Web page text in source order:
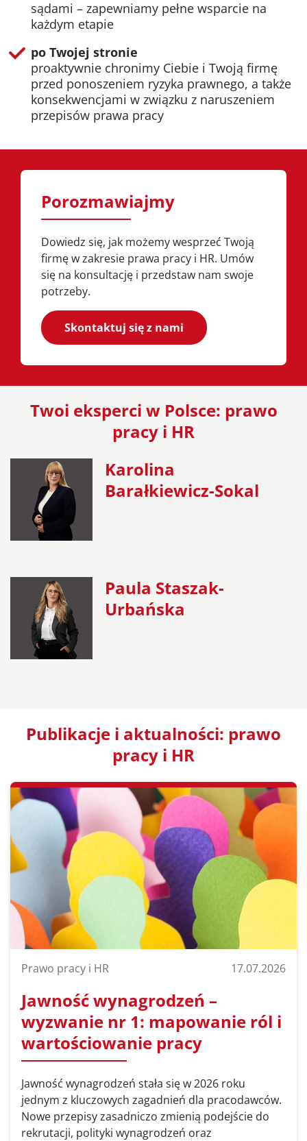
sądami – zapewniamy pełne wsparcie na
każdym etapie
po Twojej stronie
proaktywnie chronimy Ciebie i Twoją firmę
przed ponoszeniem ryzyka prawnego, a także
konsekwencjami w związku z naruszeniem
przepisów prawa pracy
Porozmawiajmy
Dowiedz się, jak możemy wesprzeć Twoją
firmę w zakresie prawa pracy i HR. Umów
się na konsultację i przedstaw nam swoje
potrzeby.
Skontaktuj się z nami
Twoi eksperci w Polsce: prawo
pracy i HR
Karolina
Barałkiewicz-Sokal
Paula Staszak-
Urbańska
Publikacje i aktualności: prawo
pracy i HR
Prawo pracy i HR 17.07.2026
Jawność wynagrodzeń –
wyzwanie nr 1: mapowanie ról i
wartościowanie pracy
Jawność wynagrodzeń stała się w 2026 roku
jednym z kluczowych zagadnień dla pracodawców.
Nowe przepisy zasadniczo zmienią podejście do
rekrutacji, polityki wynagrodzeń oraz